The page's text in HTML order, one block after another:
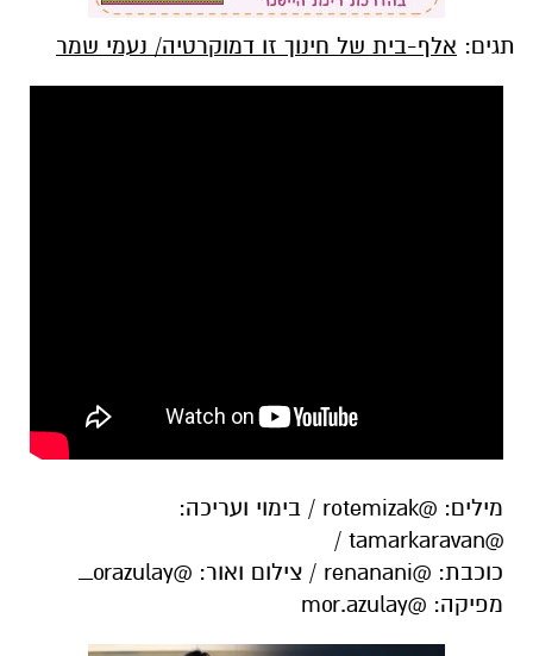
כוכבת: @renanani / צילום ואור: @orazulay_